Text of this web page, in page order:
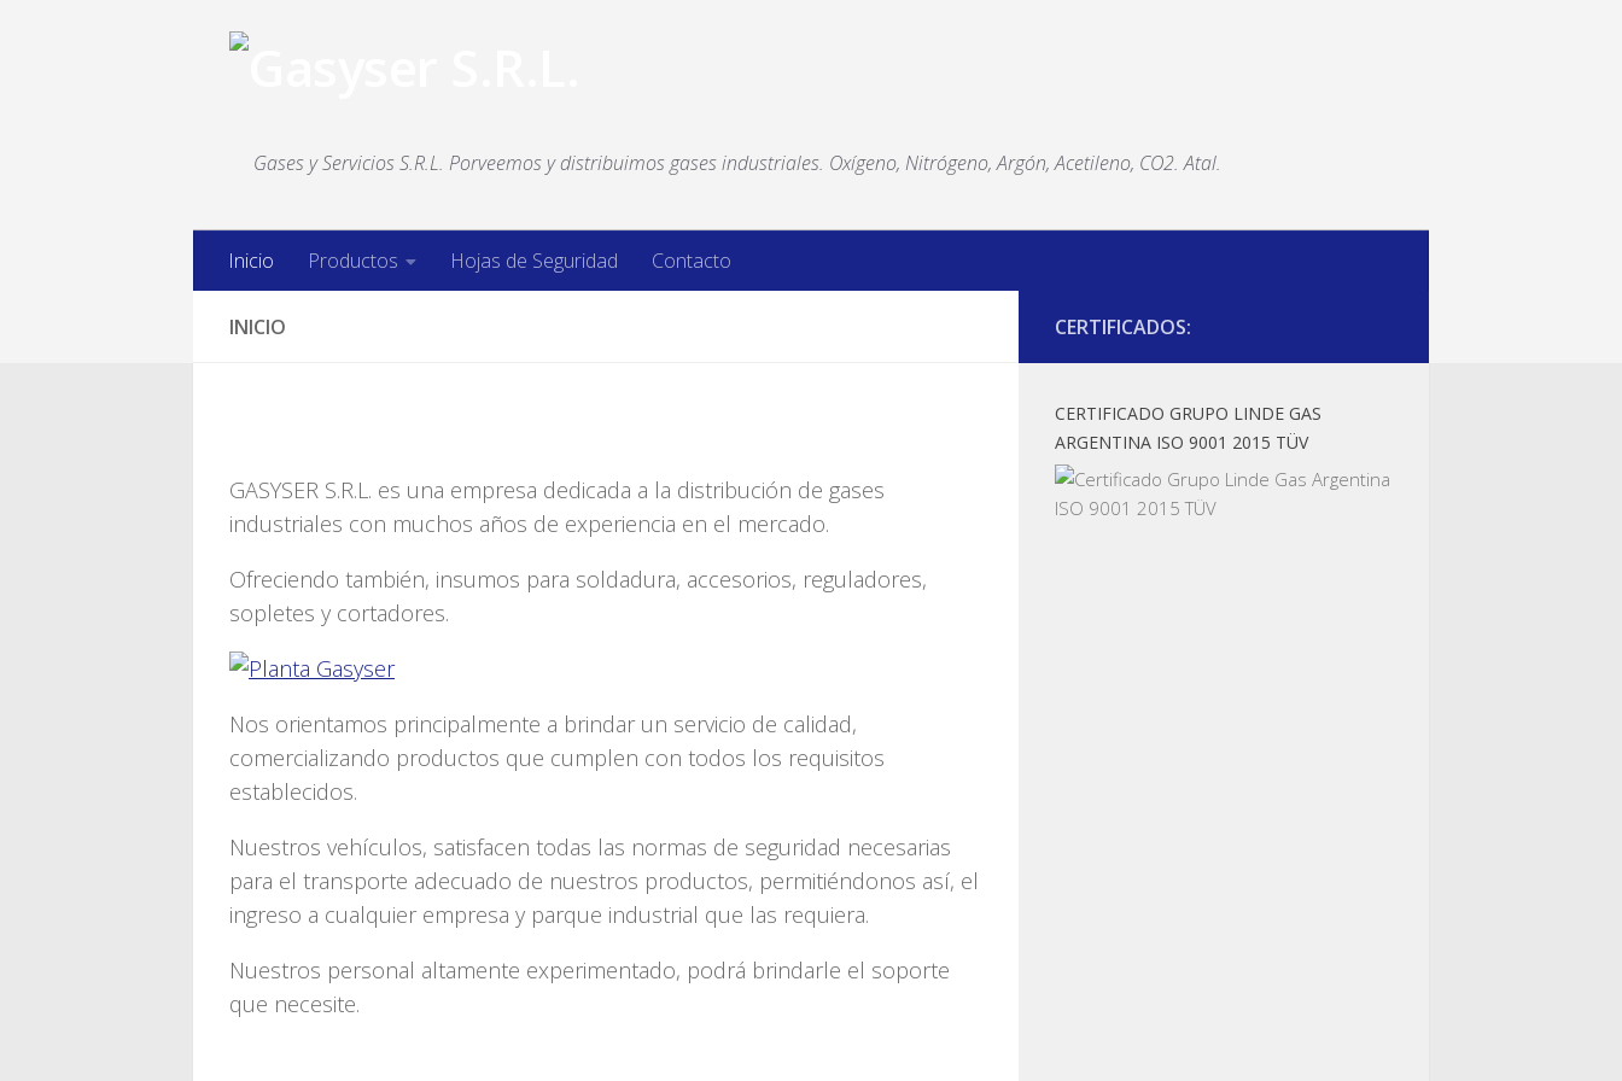
Gases y Servicios S.R.L. Porveemos y distribuimos gases industriales. Oxígeno, Nitrógeno, Argón, Acetileno, CO2. Atal.
Inicio Productos Hojas de Seguridad Contacto
INICIO
GASYSER S.R.L. es una empresa dedicada a la distribución de gases
industriales con muchos años de experiencia en el mercado.
Ofreciendo también, insumos para soldadura, accesorios, reguladores,
sopletes y cortadores.
Nos orientamos principalmente a brindar un servicio de calidad,
comercializando productos que cumplen con todos los requisitos
establecidos.
Nuestros vehículos, satisfacen todas las normas de seguridad necesarias
para el transporte adecuado de nuestros productos, permitiéndonos así, el
ingreso a cualquier empresa y parque industrial que las requiera.
Nuestros personal altamente experimentado, podrá brindarle el soporte
que necesite.
CERTIFICADOS:
CERTIFICADO GRUPO LINDE GAS
ARGENTINA ISO 9001 2015 TÜV